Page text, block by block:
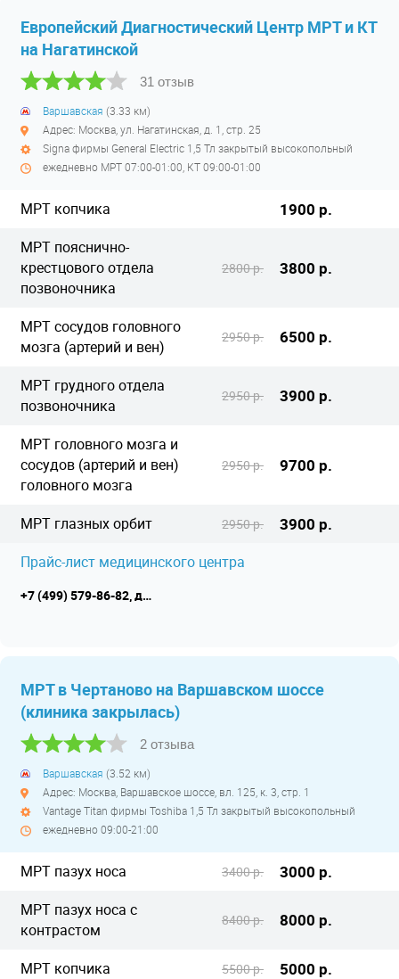
Европейский Диагностический Центр МРТ и КТ
на Нагатинской
31 отзыв
Варшавская (3.33 км)
Адрес: Москва, ул. Нагатинская, д. 1, стр. 25
Signa фирмы General Electric 1,5 Тл закрытый высокопольный
ежедневно МРТ 07:00-01:00, КТ 09:00-01:00
МРТ копчика 1900 р.
МРТ пояснично-
крестцового отдела
позвоночника
2800 р. 3800 р.
МРТ сосудов головного
мозга (артерий и вен)
2950 р. 6500 р.
МРТ грудного отдела
позвоночника
2950 р. 3900 р.
МРТ головного мозга и
сосудов (артерий и вен)
головного мозга
2950 р. 9700 р.
МРТ глазных орбит 2950 р. 3900 р.
Прайс-лист медицинского центра
+7 (499) 579-86-82, доп. номер +7 (495) 221-04-18
МРТ в Чертаново на Варшавском шоссе
(клиника закрылась)
2 отзыва
Варшавская (3.52 км)
Адрес: Москва, Варшавское шоссе, вл. 125, к. 3, стр. 1
Vantage Titan фирмы Toshiba 1,5 Тл закрытый высокопольный
ежедневно 09:00-21:00
МРТ пазух носа 3400 р. 3000 р.
МРТ пазух носа с
контрастом
8400 р. 8000 р.
МРТ копчика 5500 р. 5000 р.